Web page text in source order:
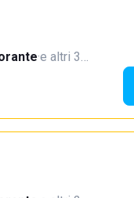
·e altri 3…